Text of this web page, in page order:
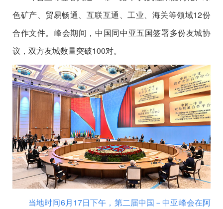
色矿产、贸易畅通、互联互通、工业、海关等领域12份
合作文件。峰会期间，中国同中亚五国签署多份友城协
议，双方友城数量突破100对。
当地时间6月17日下午，第二届中国－中亚峰会在阿